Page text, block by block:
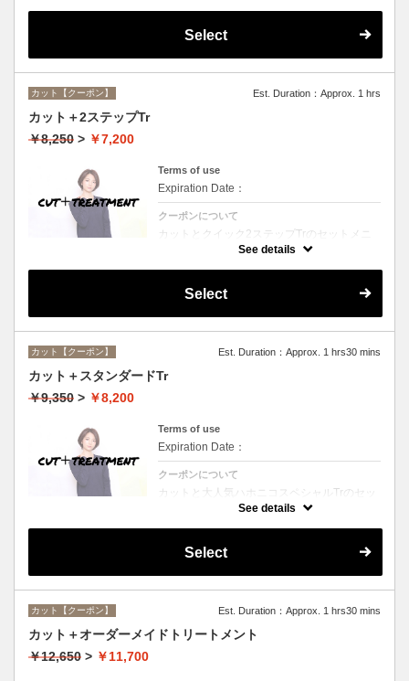
Select
カット【クーポン】 Est. Duration：Approx. 1 hrs
カット＋2ステップTr
￥8,250 > ￥7,200
Terms of use
Expiration Date：
クーポンについて
カットとクイック2ステップTrのセットメニ
ュー☆シャンプー、ブロー付。ロング料金な
See details
Select
カット【クーポン】 Est. Duration：Approx. 1 hrs30 mins
カット＋スタンダードTr
￥9,350 > ￥8,200
Terms of use
Expiration Date：
クーポンについて
カットと大人気ハホニコスペシャルTrのセッ
トメニュー☆シャンプー、ブロー付。ロング
See details
Select
カット【クーポン】 Est. Duration：Approx. 1 hrs30 mins
カット＋オーダーメイドトリートメント
￥12,650 > ￥11,700